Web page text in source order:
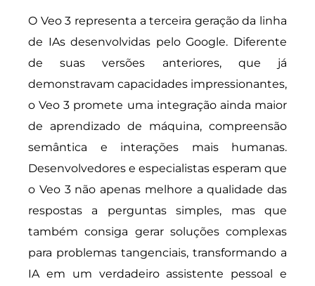
O Veo 3 representa a terceira geração da linha
de IAs desenvolvidas pelo Google. Diferente
de suas versões anteriores, que já
demonstravam capacidades impressionantes,
o Veo 3 promete uma integração ainda maior
de aprendizado de máquina, compreensão
semântica e interações mais humanas.
Desenvolvedores e especialistas esperam que
o Veo 3 não apenas melhore a qualidade das
respostas a perguntas simples, mas que
também consiga gerar soluções complexas
para problemas tangenciais, transformando a
IA em um verdadeiro assistente pessoal e